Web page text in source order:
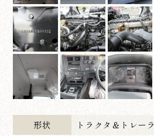
形状 トラクタ＆トレーラ